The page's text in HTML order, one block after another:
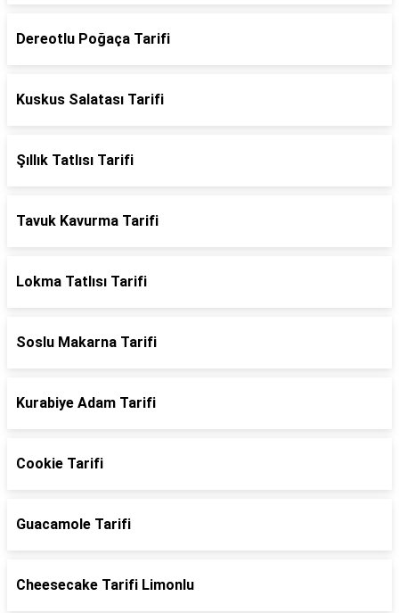
Dereotlu Poğaça Tarifi
Kuskus Salatası Tarifi
Şıllık Tatlısı Tarifi
Tavuk Kavurma Tarifi
Lokma Tatlısı Tarifi
Soslu Makarna Tarifi
Kurabiye Adam Tarifi
Cookie Tarifi
Guacamole Tarifi
Cheesecake Tarifi Limonlu